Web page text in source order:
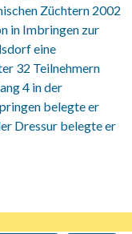
Züchtern 2002
in Imbringen zur
eine
32 Teilnehmern
4 in der
belegte er
Dressur belegte er